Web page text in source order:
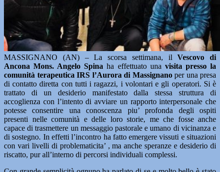
MASSIGNANO (AN) – La scorsa settimana, il Vescovo di
Ancona Mons. Angelo Spina ha effettuato una visita presso la
comunità terapeutica IRS l’Aurora di Massignanoper una presa
di contatto diretta con tutti i ragazzi, i volontari e gli operatori. Si è
trattato di un desiderio manifestato dalla stessa struttura di
accoglienza con l’intento di avviare un rapporto interpersonale che
potesse consentire una conoscenza piu’ profonda degli ospiti
presenti nelle comunità e delle loro storie, me che fosse anche
capace di trasmettere un messaggio pastorale e umano di vicinanza e
di sostegno. In effetti l’incontro ha fatto emergere vissuti e situazioni
con vari livelli di problematicita’ , ma anche speranze e desiderio di
riscatto, pur all’interno di percorsi individuali complessi.